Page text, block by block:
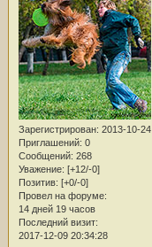
Зарегистрирован: 2013-10-24
Приглашений: 0
Сообщений: 268
Уважение: [+12/-0]
Позитив: [+0/-0]
Провел на форуме:
14 дней 19 часов
Последний визит:
2017-12-09 20:34:28